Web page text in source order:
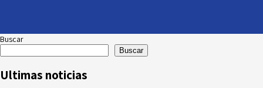
Buscar
Buscar
Ultimas noticias